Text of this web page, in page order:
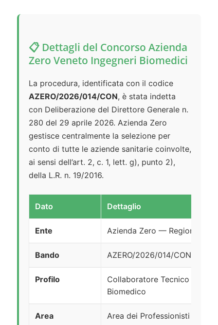
📋 Dettagli del Concorso Azienda
Zero Veneto Ingegneri Biomedici
La procedura, identificata con il codice
AZERO/2026/014/CON, è stata indetta
con Deliberazione del Direttore Generale n.
280 del 29 aprile 2026. Azienda Zero
gestisce centralmente la selezione per
conto di tutte le aziende sanitarie coinvolte,
ai sensi dell’art. 2, c. 1, lett. g), punto 2),
della L.R. n. 19/2016.
Dato Dettaglio
Ente Azienda Zero — Regione del
Bando AZERO/2026/014/CON
Profilo
Collaboratore Tecnico
Biomedico
Area
Area dei Professionisti della